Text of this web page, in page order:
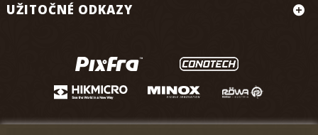
UŽITOČNÉ ODKAZY